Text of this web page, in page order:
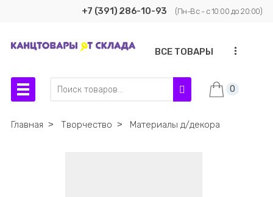
+7 (391) 286-10-93 (Пн-Вс - с 10:00 до 20:00)
ВСЕ ТОВАРЫ ...
0
Главная ˃ Творчество ˃ Материалы д/декора